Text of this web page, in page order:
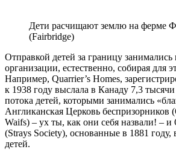
Дети расчищают землю на ферме
(Fairbridge)
Отправкой детей за границу
организации, естественно, собирая для
Например, Quarrier’s Homes,
к 1938 году выслала в Канаду 7,3 тысячи
потока детей, которыми занимались
Англиканская Церковь беспризорников
Waifs) – ух ты, как они себя назвали! –
(Strays Society), основанные в 1881 году,
детей.